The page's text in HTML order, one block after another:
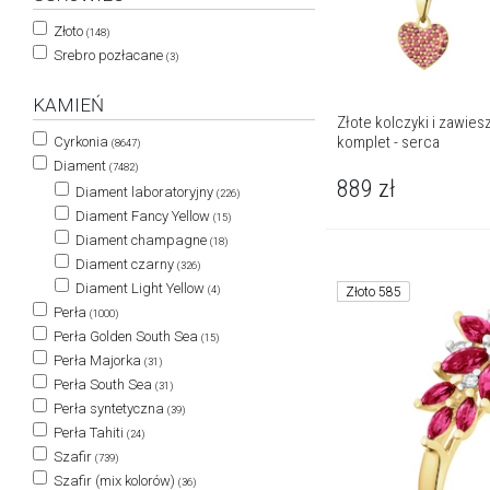
Złoto (148)
Srebro pozłacane (3)
KAMIEŃ
Cyrkonia (8647)
Diament (7482)
Diament laboratoryjny (226)
Diament Fancy Yellow (15)
Diament champagne (18)
Diament czarny (326)
Diament Light Yellow (4)
Perła (1000)
Perła Golden South Sea (15)
Perła Majorka (31)
Perła South Sea (31)
Perła syntetyczna (39)
Perła Tahiti (24)
Szafir (739)
Szafir (mix kolorów) (36)
Złote kolczyki i
komplet - serca
889 zł
Złoto 585